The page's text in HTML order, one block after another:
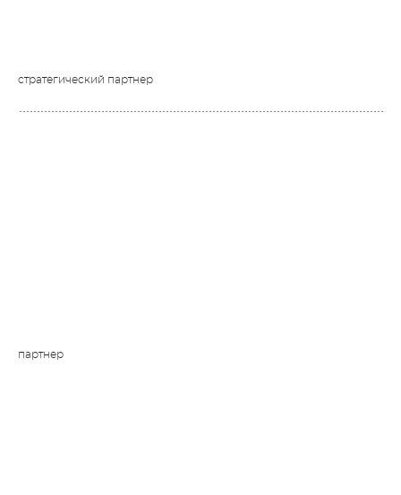
стратегический партнер
партнер